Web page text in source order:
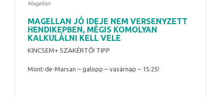
Magellan
MAGELLAN JÓ IDEJE NEM VERSENYZETT
HENDIKEPBEN, MÉGIS KOMOLYAN
KALKULÁLNI KELL VELE
KINCSEM+ SZAKÉRTŐI TIPP
Mont-de-Marsan – galopp – vasárnap – 15:25!